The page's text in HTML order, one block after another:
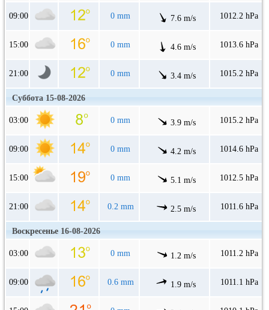
09:00 0 mm 7.6 m/s 1012.2 hPa
15:00 0 mm 4.6 m/s 1013.6 hPa
21:00 0 mm 3.4 m/s 1015.2 hPa
Суббота 15-08-2026
03:00 0 mm 3.9 m/s 1015.2 hPa
09:00 0 mm 4.2 m/s 1014.6 hPa
15:00 0 mm 5.1 m/s 1012.5 hPa
21:00 0.2 mm 2.5 m/s 1011.6 hPa
Воскресенье 16-08-2026
03:00 0 mm 1.2 m/s 1011.2 hPa
09:00 0.6 mm 1.9 m/s 1011.1 hPa